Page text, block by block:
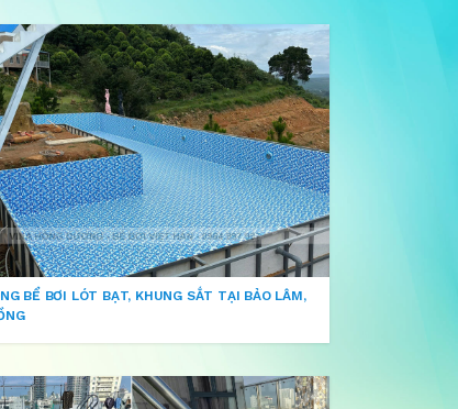
BỂ BƠI LÓT BẠT, KHUNG SẮT TẠI BẢO LÂM,